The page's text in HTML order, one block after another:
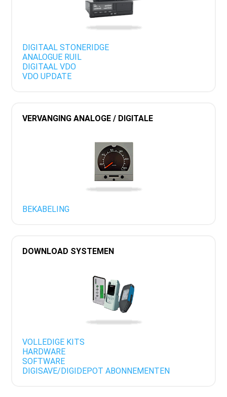
DIGITAAL STONERIDGE
ANALOGUE RUIL
DIGITAAL VDO
VDO UPDATE
VERVANGING ANALOGE / DIGITALE
BEKABELING
DOWNLOAD SYSTEMEN
VOLLEDIGE KITS
HARDWARE
SOFTWARE
DIGISAVE/DIGIDEPOT ABONNEMENTEN